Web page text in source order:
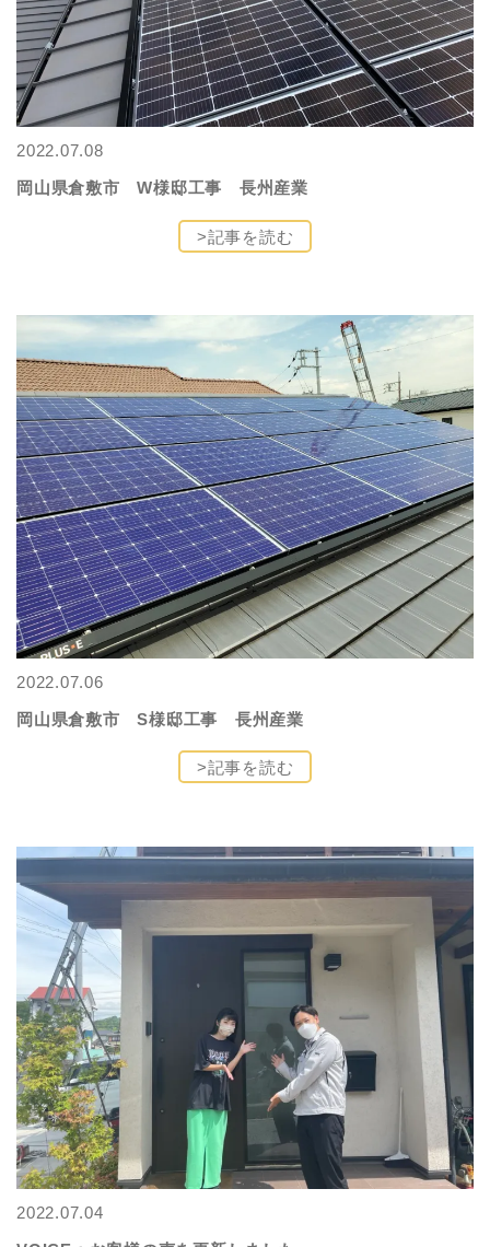
2022.07.08
岡山県倉敷市 W様邸工事 長州産業
>記事を読む
2022.07.06
岡山県倉敷市 S様邸工事 長州産業
>記事を読む
2022.07.04